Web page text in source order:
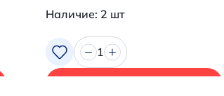
Наличие: 2 шт
1